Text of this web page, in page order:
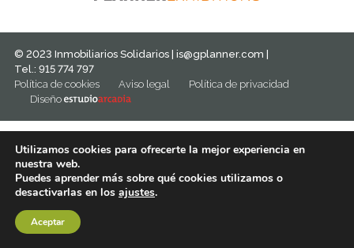
© 2023 Inmobiliarios Solidarios | is@gplanner.com |
Tel.: 915 774 797
Política de cookies
Aviso legal
Política de privacidad
Diseño
Utilizamos cookies para ofrecerte la mejor experiencia en
nuestra web.
Puedes aprender más sobre qué cookies utilizamos o
desactivarlas en los ajustes.
Aceptar